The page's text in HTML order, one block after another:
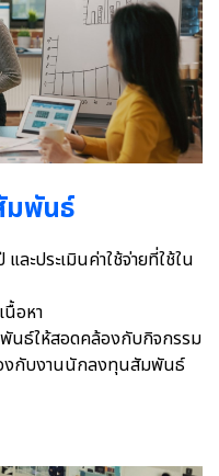
มพันธ์
ละประเมินค่าใช้จ่ายที่ใช้ใน
นื้อหา
พันธ์ให้สอดคล้องกับกิจกรรม
งกับงานนักลงทุนสัมพันธ์